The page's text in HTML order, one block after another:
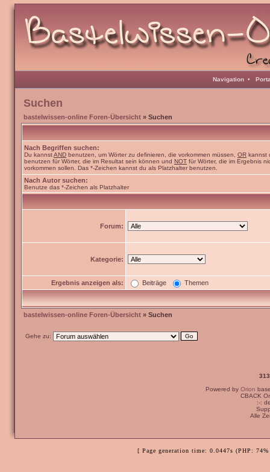
Navigation •
Suchen
bastelwissen-online Foren-Übersicht » Suchen
Nach Begriffen suchen:
Du kannstAND benutzen, um Wörter zu definieren, die vorkommen müssen, OR kannst
benutzen für Wörter, die im Resultat sein können und NOT für Wörter, die im Ergebnis
vorkommen sollen. Das *-Zeichen kannst du als Platzhalter benutzen.
Nach Autor suchen:
Benutze das *-Zeichen als Platzhalter
Forum:
Kategorie:
Ergebnis anzeigen als: Beiträge Themen
bastelwissen-online Foren-Übersicht » Suchen
Gehe zu:
Powered by Orion
CBACK
:-:
Alle
[ Page generation time: 0.0447s (PHP: